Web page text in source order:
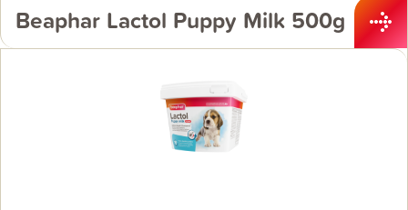
Beaphar Lactol Puppy Milk 500g